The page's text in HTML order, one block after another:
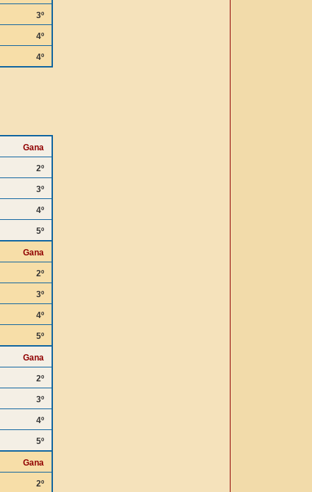
3º
4º
4º
Gana
2º
3º
4º
5º
Gana
2º
3º
4º
5º
Gana
2º
3º
4º
5º
Gana
2º